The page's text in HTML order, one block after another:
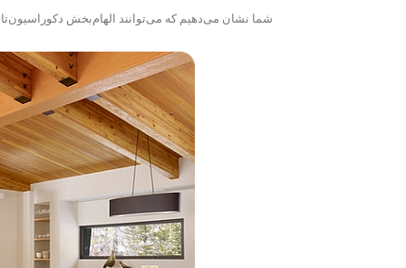
شما نشان می‌دهیم که می‌توانند الهام‌بخش